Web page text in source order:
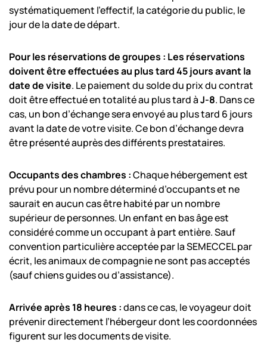
systématiquement l’effectif, la catégorie du public, le
jour de la date de départ.
Pour les réservations de groupes : Les réservations
doivent être effectuées au plus tard 45 jours avant la
date de visite. Le paiement du solde du prix du contrat
doit être effectué en totalité au plus tard àJ-8. Dans ce
cas, un bon d’échange sera envoyé au plus tard 6 jours
avant la date de votre visite. Ce bon d’échange devra
être présenté auprès des différents prestataires.
Occupants des chambres :Chaque hébergement est
prévu pour un nombre déterminé d’occupants et ne
saurait en aucun cas être habité par un nombre
supérieur de personnes. Un enfant en bas âge est
considéré comme un occupant à part entière. Sauf
convention particulière acceptée par la SEMECCEL par
écrit, les animaux de compagnie ne sont pas acceptés
(sauf chiens guides ou d’assistance).
Arrivée après 18 heures :dans ce cas, le voyageur doit
prévenir directement l’hébergeur dont les coordonnées
figurent sur les documents de visite.